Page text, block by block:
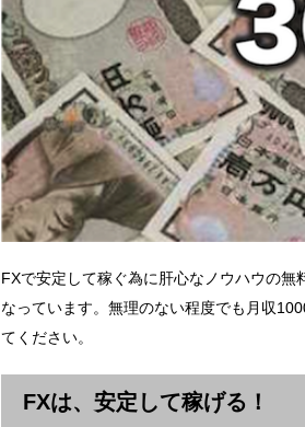
FXで安定して稼ぐ為に肝心なノウハウの
なっています。無理のない程度でも月収
てください。
FXは、安定して稼げる！